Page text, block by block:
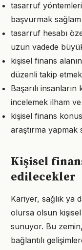
tasarruf
başvurmak
tasarruf hesabı
uzun vadede
kişisel finans
düzenli takip
Başarılı insanların
incelemek ilham
kişisel finans
araştırma yapmak
Kişisel
edilecekler
Kariyer, sağlık ya
olursa olsun
sunuyor. Bu
bağlantılı